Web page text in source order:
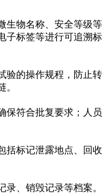
生物名称、安全等级等
子标签等进行可追溯标
验的操作规程，防止转
。
保符合批复要求；人员
括标记泄露地点、回收
录、销毁记录等档案。